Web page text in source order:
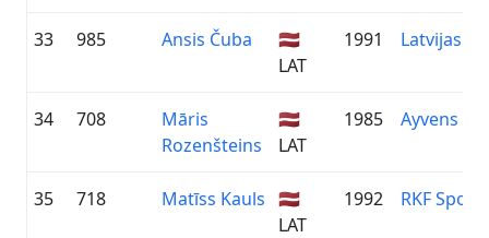
33 985 Ansis Čuba
🇱🇻
LAT
1991 Latvijas
34 708
Māris
Rozenšteins
🇱🇻
LAT
1985 Ayvens |
35 718 Matīss Kauls 🇱🇻
LAT
1992 RKF